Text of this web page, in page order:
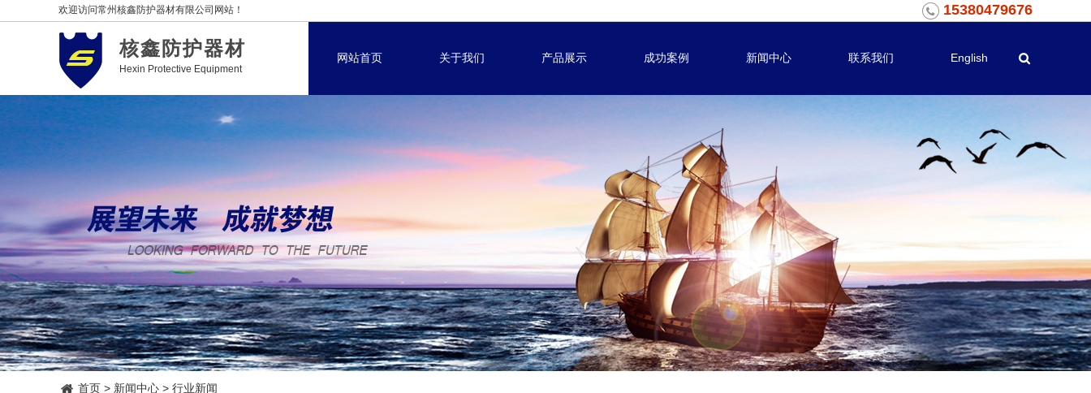
欢迎访问常州核鑫防护器材有限公司网站！ 15380479676
核鑫防护器材
Hexin Protective Equipment
网站首页 关于我们 产品展示 成功案例 新闻中心 联系我们 English
首页 > 新闻中心 > 行业新闻